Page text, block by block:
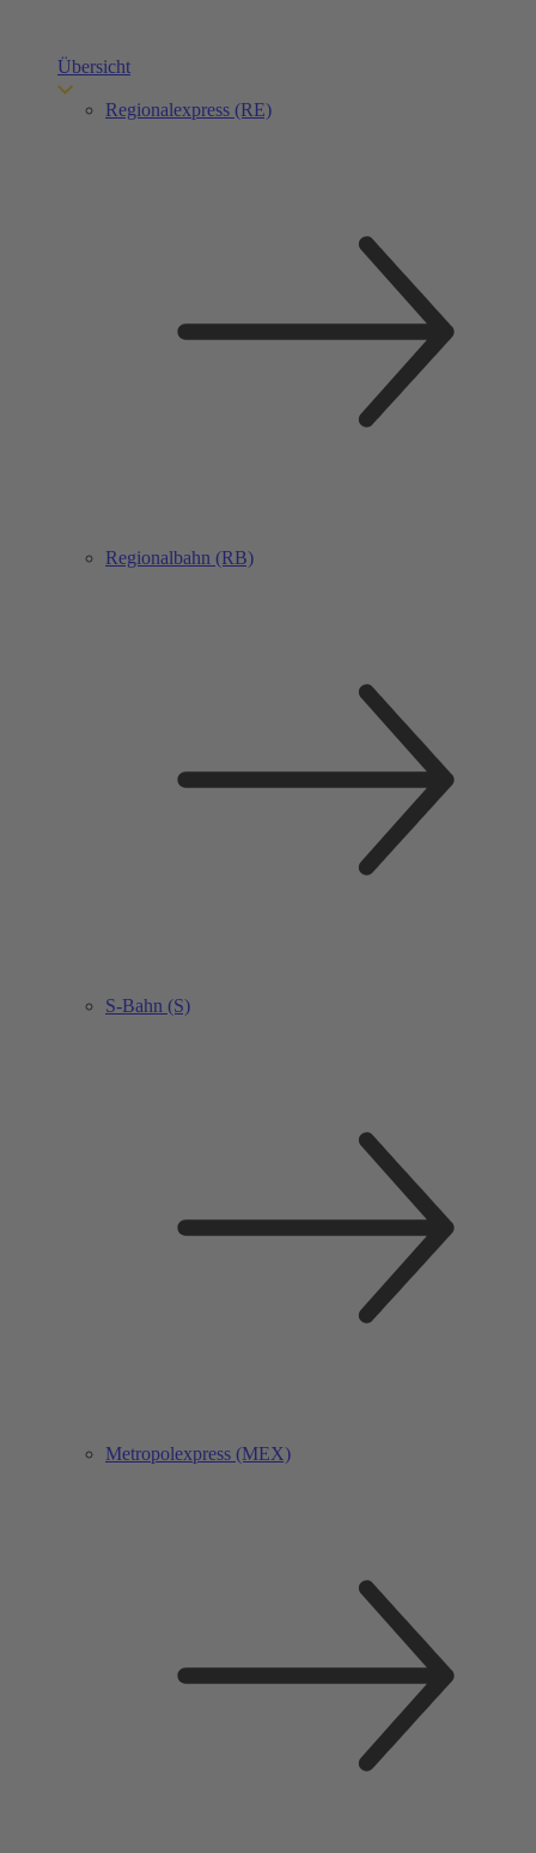
Übersicht
Regionalexpress (RE)
Regionalbahn (RB)
S-Bahn (S)
Metropolexpress (MEX)